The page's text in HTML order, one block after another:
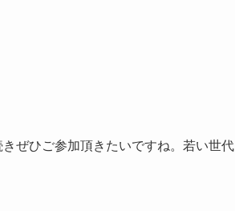
ぜひご参加頂きたいですね。若い世代